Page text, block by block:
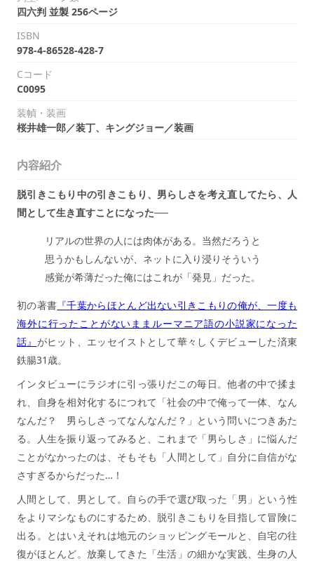
四六判 並製 256ページ
ISBN
978-4-86528-428-7
Cコード
C0095
装幀・装画
桜井雄一郎／装丁、キングジョー／装画
内容紹介
脱引きこもり中の引きこもり、男らしさを考え直してたら、人
間として生き直すことになった──
リアルの世界の人には肉体がある。当然だろうと
思うかもしんないが、ネットに入り浸りそういう
感覚が希薄だった俺にはこれが「発見」だった。
初の著書 『千葉からほとんど出ない引きこもりの俺が、一度も
海外に行ったことがないままルーマニア語の小説家になった
話』 がヒット、エッセイストとして華々しくデビューした済東
鉄腸31歳。
インタビューにラジオに引っ張りだこの毎日。他者の中で揉ま
れ、自身を相対化するにつれて「社会の中で俺って一体、なん
なんだ？ 男らしさってなんなんだ？」という問いにつきあた
る。人生を振り返ってみると、これまで「男らしさ」に悩んだ
ことがなかったのは、そもそも「人間として」自分に自信がな
さすぎるからだった…！
人間として、男として。自らの手で選び取った「男」という性
をよりマシなものにするため、脱引きこもりを目指して冒険に
出る。とはいえそれは地元のショッピングモールと、自宅の往
復がほとんど。放棄してきた「生活」の細かな実践、生身の人